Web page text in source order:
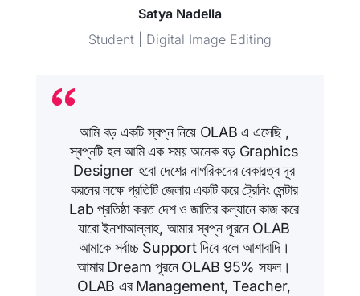
Satya Nadella
Student | Digital Image Editing
আমি বড় একটি স্বপ্ন নিয়ে OLAB এ এসেছি ,
স্বপ্নটি হল আমি এক সময় অনেক বড় Graphics
Designer হবো দেশের নাগরিকদের বেকারত্ব দূর
করনের লক্ষে প্রতিটি জেলায় একটি করে ট্রেনিং সেন্টার
Lab প্রতিষ্ঠা করত দেশ ও জাতির কল্যানে কাজ করে
যাবো ইনশাআল্লাহ, আমার স্বপ্ন পূরনে OLAB
আমাকে সর্বাচ্চ Support দিবে বলে আশাবাদি।
আমার Dream পূরনে OLAB 95% সফল।
OLAB এর Management, Teacher,